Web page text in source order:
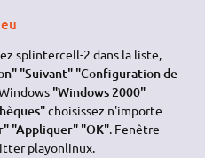
splintercell-2 dans la liste,
"Suivant" "Configuration de
"Windows 2000"
choisissez n'importe
"Appliquer" "OK". Fenêtre
playonlinux.